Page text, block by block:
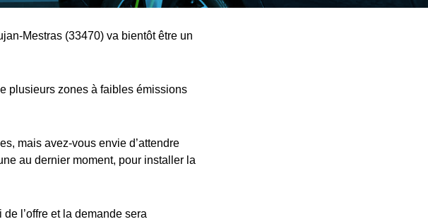
Mestras (33470) va bientôt être un
plusieurs zones à faibles émissions
mais avez-vous envie d’attendre
au dernier moment, pour installer la
l’offre et la demande sera